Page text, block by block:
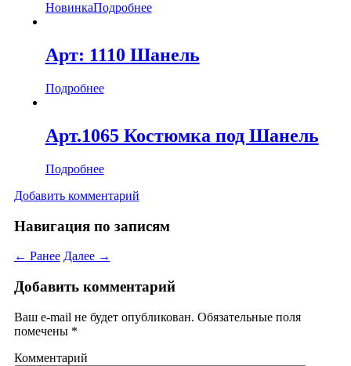
НовинкаПодробнее
Арт: 1110 Шанель
Подробнее
Арт.1065 Костюмка под Шанель
Подробнее
Добавить комментарий
Навигация по записям
← Ранее Далее →
Добавить комментарий
Ваш e-mail не будет опубликован. Обязательные поля
помечены *
Комментарий